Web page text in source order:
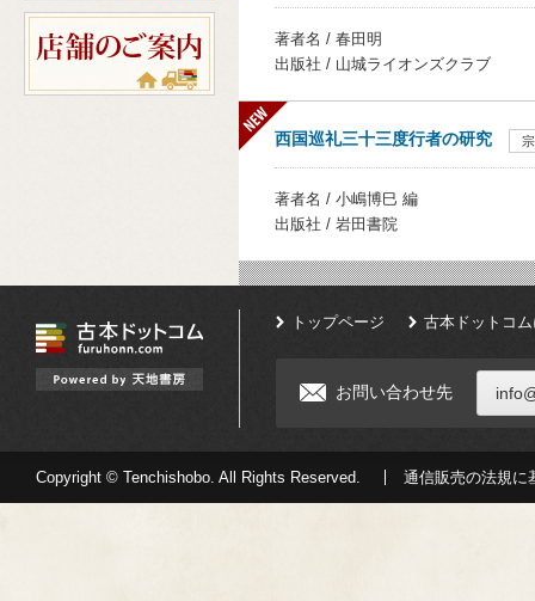
著者名 / 春田明
出版社 / 山城ライオンズクラブ
西国巡礼三十三度行者の研究
著者名 / 小嶋博巳 編
出版社 / 岩田書院
トップページ 古本ドットコ
お問い合わせ先
Copyright © Tenchishobo. All Rights Reserved. 通信販売の法規に